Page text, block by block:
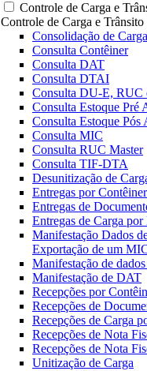
Controle de Carga e
Controle de Carga e
Consolidação de Carga
Consulta Contêiner
Consulta DAT
Consulta DTAI
Consulta DU-E, RUC
Consulta Estoque Pré
Consulta Estoque Pós
Consulta MIC
Consulta RUC Master
Consulta TIF-DTA
Desunitização de
Entregas por
Entregas de
Entregas de Carga
Manifestação Dados
Exportação de um
Manifestação de
Manifestação de DAT
Recepções por
Recepções de
Recepções de Carga
Recepções de Nota
Recepções de Nota
Unitização de Carga